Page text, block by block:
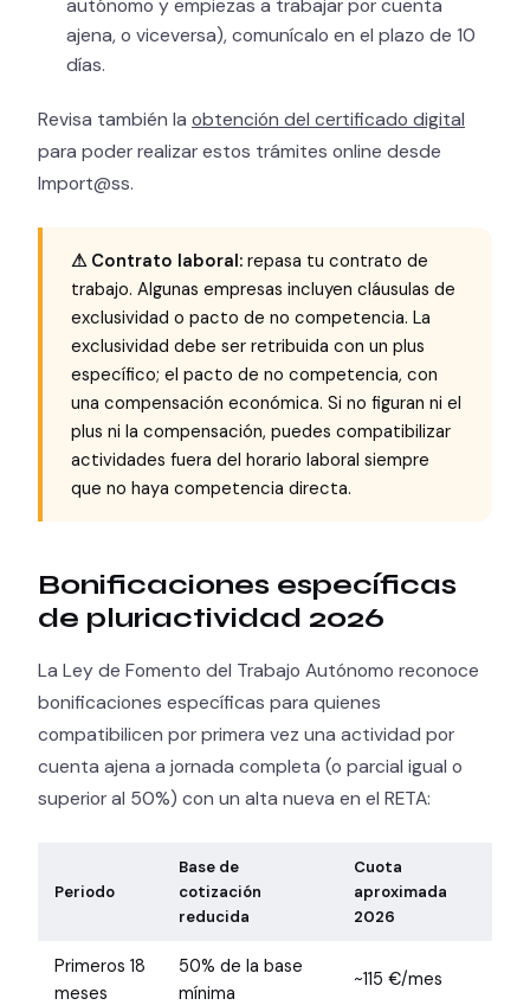
autónomo y empiezas a trabajar por cuenta
ajena, o viceversa), comunícalo en el plazo de 10
días.
Revisa también la obtención del certificado digital
para poder realizar estos trámites online desde
Import@ss.
⚠ Contrato laboral: repasa tu contrato de
trabajo. Algunas empresas incluyen cláusulas de
exclusividad o pacto de no competencia. La
exclusividad debe ser retribuida con un plus
específico; el pacto de no competencia, con
una compensación económica. Si no figuran ni el
plus ni la compensación, puedes compatibilizar
actividades fuera del horario laboral siempre
que no haya competencia directa.
Bonificaciones específicas
de pluriactividad 2026
La Ley de Fomento del Trabajo Autónomo reconoce
bonificaciones específicas para quienes
compatibilicen por primera vez una actividad por
cuenta ajena a jornada completa (o parcial igual o
superior al 50%) con un alta nueva en el RETA:
Periodo
Base de
cotización
reducida
Cuota
aproximada
2026
Primeros 18
meses
50% de la base
mínima
~115 €/mes